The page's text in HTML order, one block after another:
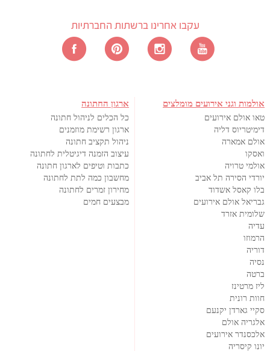
עקבו אחרינו ברשתות החברתיות
אולמות וגני אירועים מומלצים
טאו אולם אירועים
דימיטריוס דליה
אולם אמארה
ואסקו
אולמי טרויה
יורדי הסירה תל אביב
בלו קאסל אשדוד
גבריאל אולם אירועים
שלומית אזרד
עדיה
הרמוזו
דוריה
נסיה
ברטה
ליז מרטינז
חוות רונית
סקיי גארדן יקנעם
אלגריה אולם
אלכסנדר אירועים
יונו קיסריה
ארגון החתונה
כל הכלים לניהול חתונה
ארגון רשימת מוזמנים
ניהול תקציב חתונה
עיצוב הזמנה דיגיטלית לחתונה
כתבות וטיפים לארגון חתונה
מחשבון כמה לתת לחתונה
מחירון זמרים לחתונה
מבצעים חמים